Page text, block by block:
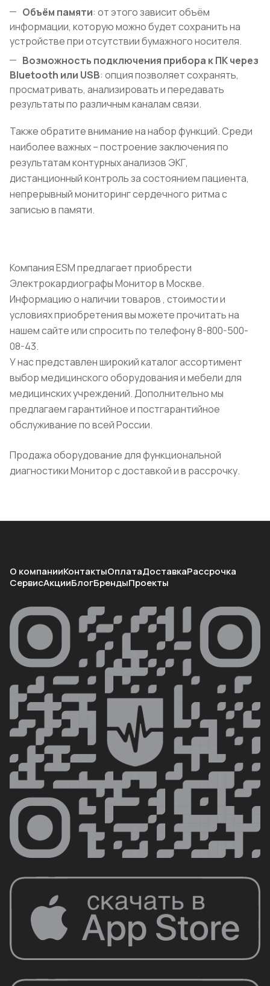
Объём памяти: от этого зависит объём
информации, которую можно будет сохранить на
устройстве при отсутствии бумажного носителя.
Возможность подключения прибора к ПК через
Bluetooth или USB: опция позволяет сохранять,
просматривать, анализировать и передавать
результаты по различным каналам связи.
Также обратите внимание на набор функций. Среди
наиболее важных – построение заключения по
результатам контурных анализов ЭКГ,
дистанционный контроль за состоянием пациента,
непрерывный мониторинг сердечного ритма с
записью в памяти.
Компания ESM предлагает приобрести
Электрокардиографы Монитор в Москве.
Информацию о наличии товаров , стоимости и
условиях приобретения вы можете прочитать на
нашем сайте или спросить по телефону 8-800-500-
08-43.
У нас представлен широкий каталог ассортимент
выбор медицинского оборудования и мебели для
медицинских учреждений. Дополнительно мы
предлагаем гарантийное и постгарантийное
обслуживание по всей России.
Продажа оборудование для функциональной
диагностики Монитор с доставкой и в рассрочку.
О компанииКонтактыОплатаДоставкаРассрочка
СервисАкцииБлогБрендыПроекты